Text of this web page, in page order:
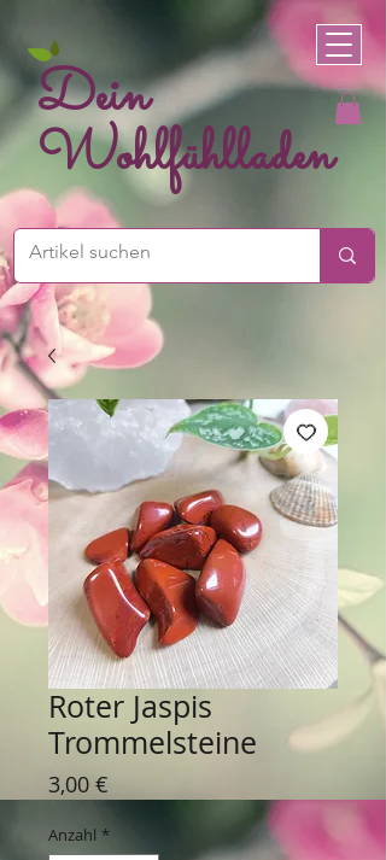
Dein
Wohlfühlladen
Roter Jaspis
Trommelsteine
3,00 €
Anzahl *